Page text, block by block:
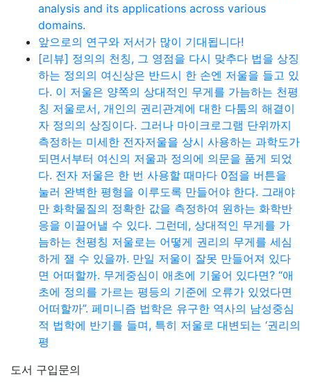
analysis and its applications across various
domains.
앞으로의 연구와 저서가 많이 기대됩니다!
[리뷰] 정의의 천칭, 그 영점을 다시 맞추다 법을 상징
하는 정의의 여신상은 반드시 한 손엔 저울을 들고 있
다. 이 저울은 양쪽의 상대적인 무게를 가늠하는 천평
칭 저울로서, 개인의 권리관계에 대한 다툼의 해결이
자 정의의 상징이다. 그러나 마이크로그램 단위까지
측정하는 미세한 전자저울을 상시 사용하는 과학도가
되면서부터 여신의 저울과 정의에 의문을 품게 되었
다. 전자 저울은 한 번 사용할 때마다 0점을 버튼을
눌러 완벽한 평형을 이루도록 만들어야 한다. 그래야
만 화학물질의 정확한 값을 측정하여 원하는 화학반
응을 이끌어낼 수 있다. 그런데, 상대적인 무게를 가
늠하는 천평칭 저울로는 어떻게 권리의 무게를 세심
하게 잴 수 있을까. 만일 저울이 잘못 만들어져 있다
면 어떠할까. 무게중심이 애초에 기울어 있다면? “애
초에 정의를 가르는 평등의 기준에 오류가 있었다면
어떠할까”. 페미니즘 법학은 유구한 역사의 남성중심
적 법학에 반기를 들며, 특히 저울로 대변되는 ‘권리의
평
도서 구입문의